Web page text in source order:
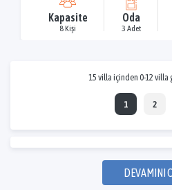
Kapasite
8 Kişi
Oda
3 Adet
15 villa içinden 0-12
1 2
DEVAMINI